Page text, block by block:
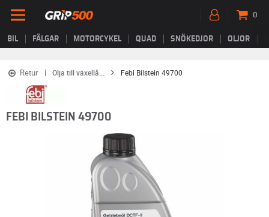
BIL FÄLGAR MOTORCYKEL QUAD SNÖKEDJOR OLJOR
0
Retur Olja till växellå... Febi Bilstein 49700
FEBI BILSTEIN 49700